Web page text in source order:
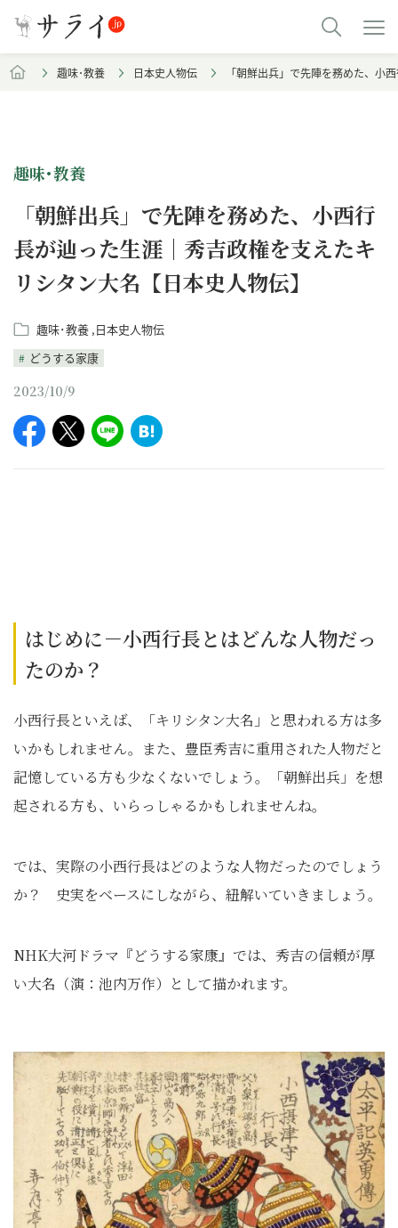
趣味･教養 日本史人物伝 「朝鮮出兵」で先陣を務めた、小
趣味･教養
「朝鮮出兵」で先陣を務めた、小西行
長が辿った生涯｜秀吉政権を支えたキ
リシタン大名【日本史人物伝】
趣味･教養 日本史人物伝
どうする家康
2023/10/9
はじめに－小西行長とはどんな人物だっ
たのか？
小西行長といえば、「キリシタン大名」と思われる方は多
いかもしれません。また、豊臣秀吉に重用された人物だと
記憶している方も少なくないでしょう。「朝鮮出兵」を想
起される方も、いらっしゃるかもしれませんね。
では、実際の小西行長はどのような人物だったのでしょう
か？ 史実をベースにしながら、紐解いていきましょう。
NHK大河ドラマ『どうする家康』では、秀吉の信頼が厚
い大名（演：池内万作）として描かれます。